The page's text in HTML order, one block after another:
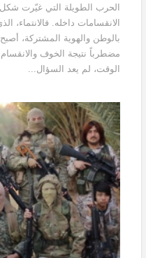
الحرب الطويلة التي غيّرت
الانقسامات داخله. فالانتماء،
بالوطن والهوية المشتركة،
مضطرباً نتيجة الخوف والانقسام
الوقت، لم يعد السؤال...